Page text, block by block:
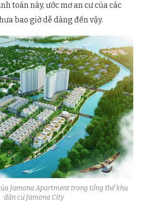
toán này, ước mơ an cư của các
bao giờ dễ dàng đến vậy.
Jamona Apartment trong tổng thể khu
dân cư Jamona City